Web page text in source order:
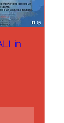
in